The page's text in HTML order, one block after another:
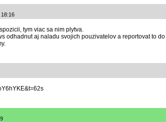
tym viac sa nim plytva.
odhadnut aj naladu svojich pouzivatelov a reportovat to do